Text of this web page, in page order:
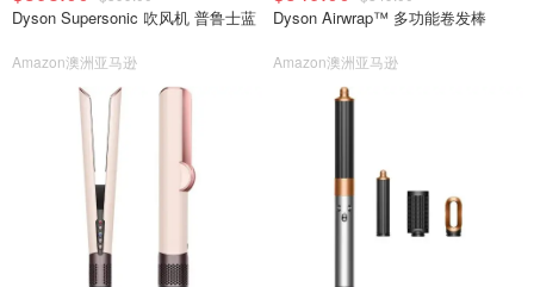
Dyson Supersonic 吹风机 普鲁士蓝
Amazon澳洲亚马逊
Dyson Airwrap™ 多功能卷发棒
Amazon澳洲亚马逊